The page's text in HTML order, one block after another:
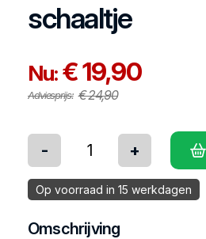
schaaltje
Nu:€ 19,90
Adviesprijs: € 24,90
- +
Op voorraad in 15 werkdagen
Omschrijving